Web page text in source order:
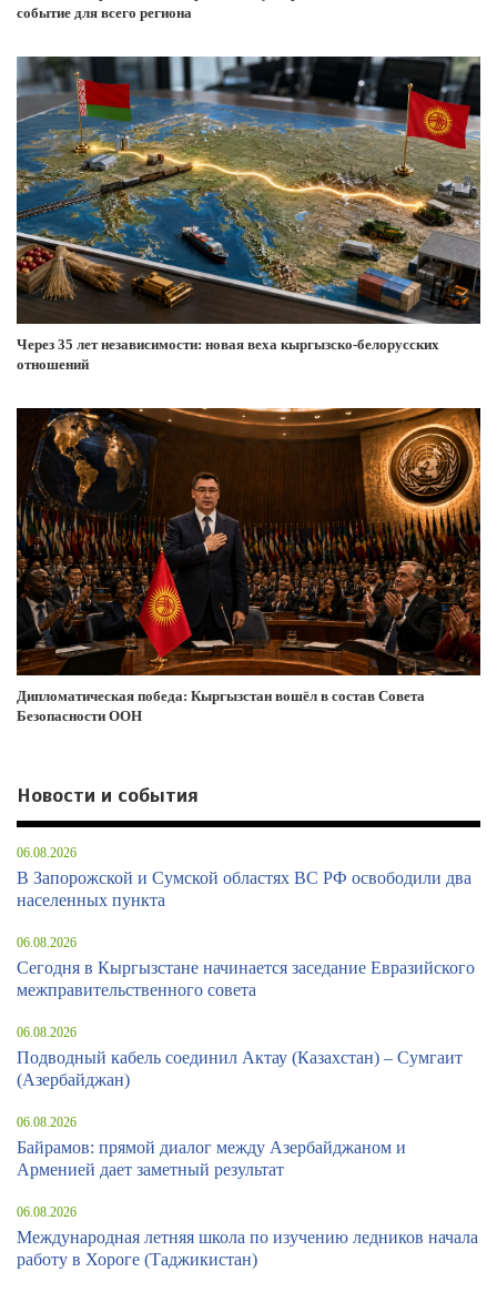
событие для всего региона
Через 35 лет независимости: новая веха кыргызско-белорусских
отношений
Дипломатическая победа: Кыргызстан вошёл в состав Совета
Безопасности ООН
Новости и события
06.08.2026
В Запорожской и Сумской областях ВС РФ освободили два
населенных пункта
06.08.2026
Сегодня в Кыргызстане начинается заседание Евразийского
межправительственного совета
06.08.2026
Подводный кабель соединил Актау (Казахстан) – Сумгаит
(Азербайджан)
06.08.2026
Байрамов: прямой диалог между Азербайджаном и
Арменией дает заметный результат
06.08.2026
Международная летняя школа по изучению ледников начала
работу в Хороге (Таджикистан)